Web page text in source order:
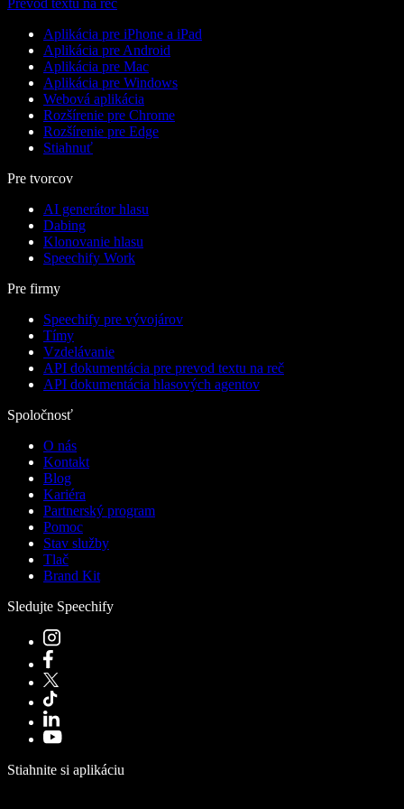
Aplikácia pre iPhone a iPad
Aplikácia pre Android
Aplikácia pre Mac
Aplikácia pre Windows
Webová aplikácia
Rozšírenie pre Chrome
Rozšírenie pre Edge
Stiahnuť
Pre tvorcov
AI generátor hlasu
Dabing
Klonovanie hlasu
Speechify Work
Pre firmy
Speechify pre vývojárov
Tímy
Vzdelávanie
API dokumentácia pre prevod textu na reč
API dokumentácia hlasových agentov
Spoločnosť
O nás
Kontakt
Blog
Kariéra
Partnerský program
Pomoc
Stav služby
Tlač
Brand Kit
Sledujte Speechify
Stiahnite si aplikáciu